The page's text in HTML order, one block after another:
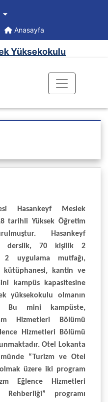
Anasayfa
Yüksekokulu
Hasankeyf Meslek
tarihli Yüksek Öğretim
Hasankeyf
derslik, 70 kişilik 2
uygulama mutfağı,
kütüphanesi, kantin ve
kampüs kapasitesine
yüksekokulu olmanın
Bu mini kampüste,
Hizmetleri Bölümü
Hizmetleri Bölümü
Otel Lokanta
“Turizm ve Otel
olmak üzere iki program
Eğlence Hizmetleri
programı